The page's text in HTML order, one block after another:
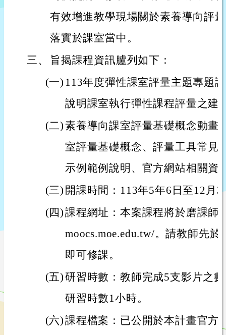
有效增進教學現場關於素養導向評
落實於課室當中。
三、
旨揭課程資訊臚列如下：
(一) 113年度彈性課室評量主題專題
說明課室執行彈性課程評量之建
(二)素養導向課室評量基礎概念動畫
室評量基礎概念、評量工具常見
示例範例說明、官方網站相關資
(三) 開課時間：113年5年6日至12月
(四)課程網址：本案課程將於磨課師
moocs.moe.edu.tw/。請教師先
即可修課。
(五)研習時數：教師完成5支影片之
研習時數1小時。
(六)課程檔案：已公開於本計畫官方